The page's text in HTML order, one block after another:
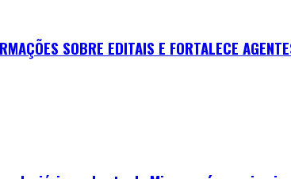
SOBRE EDITAIS E FORTALECE